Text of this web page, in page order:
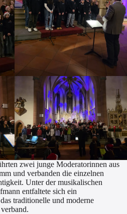
zwei junge Moderatorinnen aus
und verbanden die einzelnen
Unter der musikalischen
entfaltete sich ein
traditionelle und moderne